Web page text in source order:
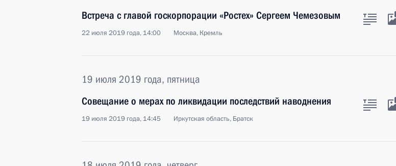
Встреча с главой госкорпорации «Ростех» Сергеем Чемезовым
22 июля 2019 года, 14:00 Москва, Кремль
19 июля 2019 года, пятница
Совещание о мерах по ликвидации последствий наводнения
19 июля 2019 года, 14:45 Иркутская область, Братск